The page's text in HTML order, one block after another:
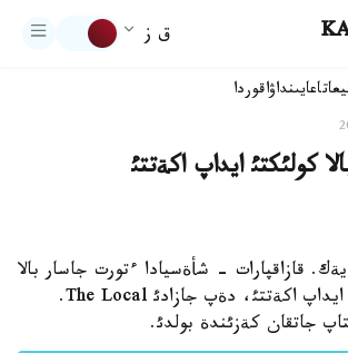
ق ز
تاعايىنداۋاقوردا
كولئكتئ ايداپ اكةتتئ
قئركذيةك. قازاقپارات - شأةسيادا ءتورت جاسار بالا
اناسئنئث كولئگئن ايداپ اكةتتئ، دةپ جازادئ The Local.
جاتقان كةزئندة بولدئ.